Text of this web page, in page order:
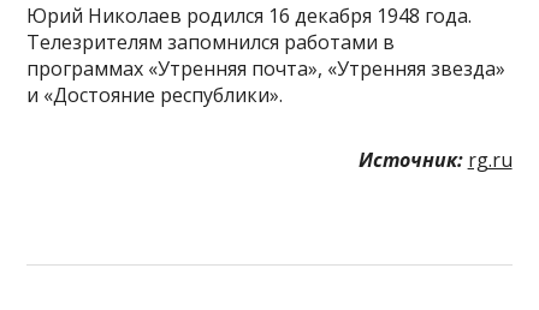
Юрий Николаев родился 16 декабря 1948 года.
Телезрителям запомнился работами в
программах «Утренняя почта», «Утренняя звезда»
и «Достояние республики».
Источник: rg.ru